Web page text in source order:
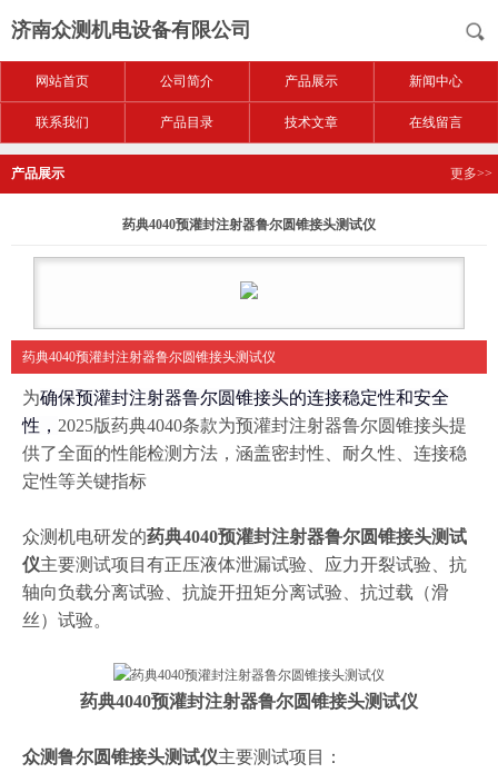
济南众测机电设备有限公司
网站首页 公司简介 产品展示 新闻中心
联系我们 产品目录 技术文章 在线留言
产品展示 更多>>
药典4040预灌封注射器鲁尔圆锥接头测试仪
药典4040预灌封注射器鲁尔圆锥接头测试仪
为确保预灌封注射器鲁尔圆锥接头的连接稳定性和安全
性， 2025版药典4040条款为预灌封注射器鲁尔圆锥接头提
供了全面的性能检测方法，涵盖密封性、耐久性、连接稳
定性等关键指标
众测机电研发的药典4040预灌封注射器鲁尔圆锥接头测试
仪主要测试项目有正压液体泄漏试验、应力开裂试验、抗
轴向负载分离试验、抗旋开扭矩分离试验、抗过载（滑
丝）试验。
药典4040预灌封注射器鲁尔圆锥接头测试仪
众测鲁尔圆锥接头测试仪主要测试项目：